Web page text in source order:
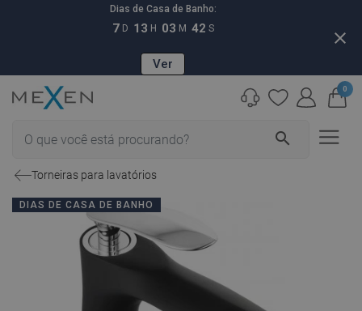
Dias de Casa de Banho:
7 D 13 H 03 M 41 S
Ver
close
search
0
Torneiras para lavatórios
DIAS DE CASA DE BANHO